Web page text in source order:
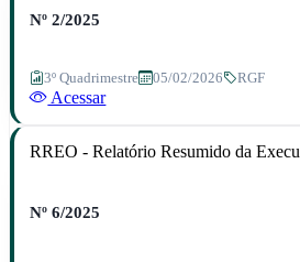
Nº 2/2025
3º Quadrimestre 05/02/2026 RGF
Acessar
RREO - Relatório Resumido da
Nº 6/2025